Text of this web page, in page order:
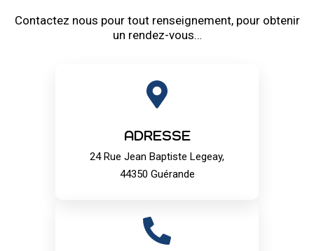
Contactez nous pour tout renseignement, pour obtenir
un rendez-vous…
ADRESSE
24 Rue Jean Baptiste Legeay,
44350 Guérande